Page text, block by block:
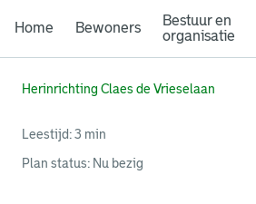
Home Bewoners
Bestuur en
organisatie
Herinrichting Claes de Vrieselaan
Leestijd: 3 min
Plan status: Nu bezig